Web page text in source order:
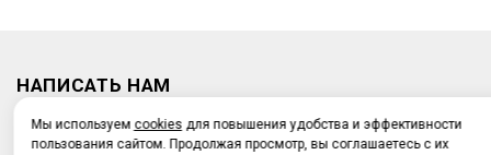
НАПИСАТЬ НАМ
Мы используем cookies для повышения удобства и эффективности
пользования сайтом. Продолжая просмотр, вы соглашаетесь с их